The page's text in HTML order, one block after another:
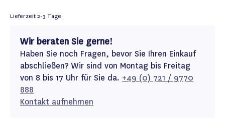
Lieferzeit2-3 Tage
Wir beraten Sie gerne!
Haben Sie noch Fragen, bevor Sie Ihren Einkauf
abschließen? Wir sind von Montag bis Freitag
von 8 bis 17 Uhr für Sie da. +49 (0) 721 / 9770
888
Kontakt aufnehmen